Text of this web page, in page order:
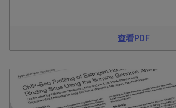
查看PDF